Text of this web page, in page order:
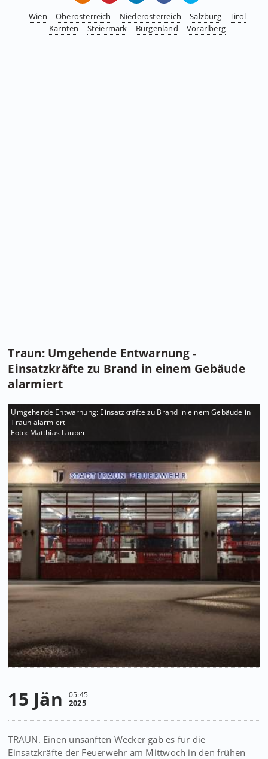
Wien Oberösterreich Niederösterreich Salzburg
Tirol
Kärnten
Steiermark Burgenland Vorarlberg
Traun: Umgehende Entwarnung -
Einsatzkräfte zu Brand in einem Gebäude
alarmiert
Umgehende Entwarnung: Einsatzkräfte zu Brand in einem Gebäude in
Traun alarmiert
Foto: Matthias Lauber
15 Jän 05:45
2025
TRAUN. Einen unsanften Wecker gab es für die
Einsatzkräfte der Feuerwehr am Mittwoch in den frühen